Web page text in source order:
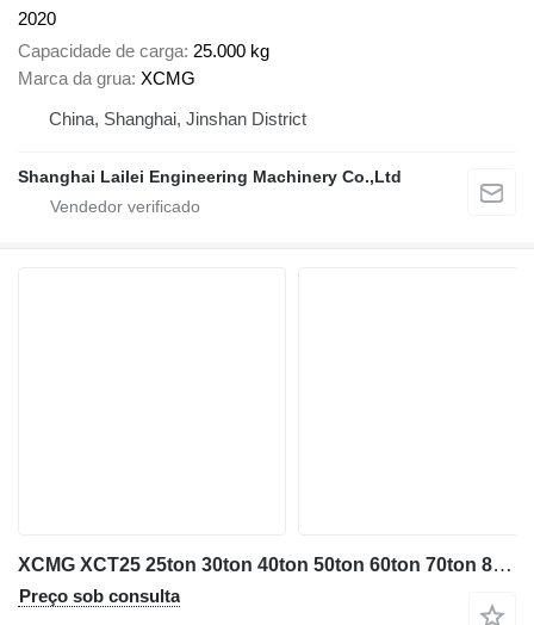
2020
Capacidade de carga 25.000 kg
Marca da grua XCMG
China, Shanghai, Jinshan District
Shanghai Lailei Engineering Machinery Co.,Ltd
XCMG XCT25 25ton 30ton 40ton 50ton 60ton 70ton 80ton
Preço sob consulta